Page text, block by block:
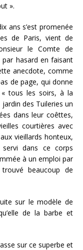
».
ans s’est promenée
de Paris, vient de
le Comte de
hasard en faisant
anecdote, comme
de page, qui donne
« tous les soirs, à la
des Tuileries un
dans leur coêttes,
courtières avec
vieillards honteux,
dans ce corps
à un emploi par
beaucoup de
sur le modèle de
de la barbe et
sur ce superbe et